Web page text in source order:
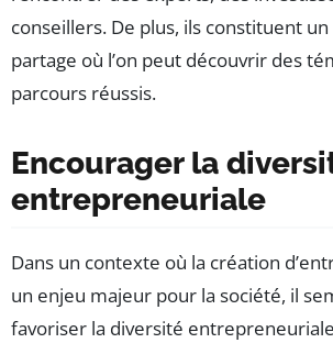
conseillers. De plus, ils constituent un
partage où l’on peut découvrir des
parcours réussis.
Encourager la
entrepreneuriale
Dans un contexte où la création
un enjeu majeur pour la société, il
favoriser la diversité